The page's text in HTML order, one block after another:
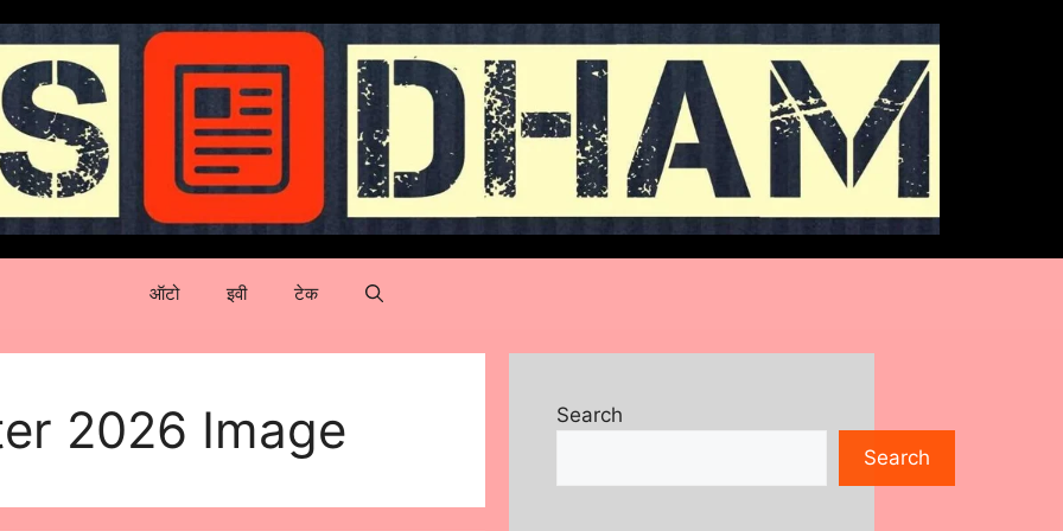
ऑटो इवी टेक
2026 Image
Search
Search